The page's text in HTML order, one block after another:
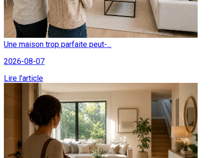
Une maison trop parfaite peut-...
2026-08-07
Lire l'article